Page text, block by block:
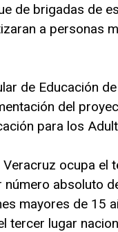
de brigadas de
a personas
de Educación
del
para los
ocupa el
absoluto
mayores de 15
tercer lugar